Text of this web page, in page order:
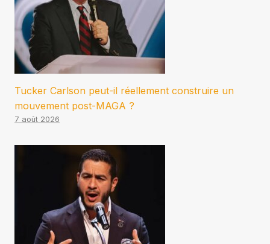
Tucker Carlson peut-il réellement construire un
mouvement post-MAGA ?
7 août 2026